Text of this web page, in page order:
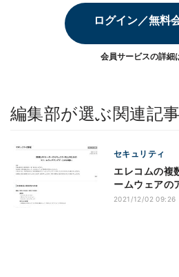
ログイン／無料
会員サービスの詳細
編集部が選ぶ関連記事
セキュリティ
エレコムの複
ームウェアの
2021/12/02 09:26